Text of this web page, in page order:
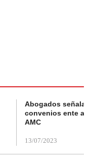
Abogados
convenios ente
AMC
13/07/2023